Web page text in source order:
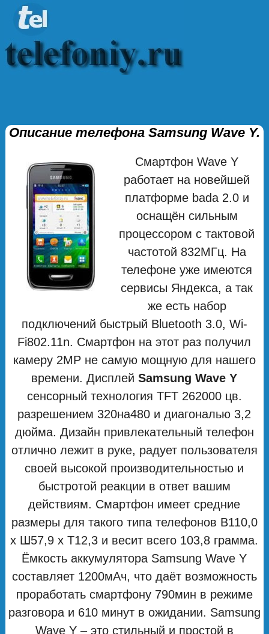
Описание телефона Samsung Wave Y.
Смартфон Wave Y
работает на новейшей
платформе bada 2.0 и
оснащён сильным
процессором с тактовой
частотой 832MГц. На
телефоне уже имеются
сервисы Яндекса, а так
же есть набор
подключений быстрый Bluetooth 3.0, Wi-
Fi802.11n. Смартфон на этот раз получил
камеру 2MP не самую мощную для нашего
времени. ДисплейSamsung Wave Y
сенсорный технология TFT 262000 цв.
разрешением 320на480 и диагональю 3,2
дюйма. Дизайн привлекательный телефон
отлично лежит в руке, радует пользователя
своей высокой производительностью и
быстротой реакции в ответ вашим
действиям. Смартфон имеет средние
размеры для такого типа телефонов В110,0
x Ш57,9 x Т12,3 и весит всего 103,8 грамма.
Ёмкость аккумулятора Samsung Wave Y
составляет 1200мАч, что даёт возможность
проработать смартфону 790мин в режиме
разговора и 610 минут в ожидании. Samsung
Wave Y – это стильный и простой в